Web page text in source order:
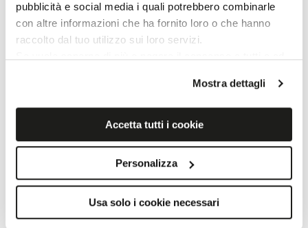
pubblicità e social media i quali potrebbero combinarle
con altre informazioni che ha fornito loro o che hanno
raccolto dal tuo utilizzo sui loro servizi.
espresso cliccando sul tasto “Accetta i cookie”. Se non
vuole i cookie di profilazione può negare il consenso sul
Mostra dettagli
Accetta tutti i cookie
Personalizza
Usa solo i cookie necessari